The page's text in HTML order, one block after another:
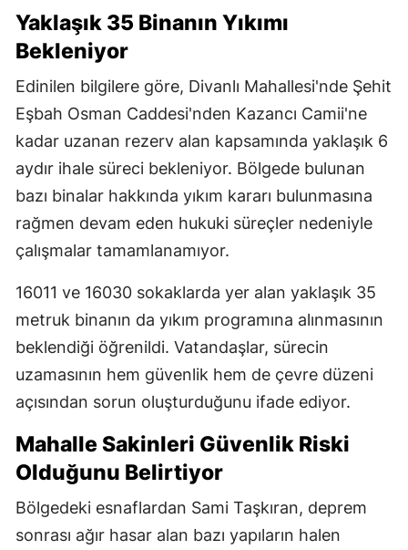
Yaklaşık 35 Binanın Yıkımı
Bekleniyor
Edinilen bilgilere göre, Divanlı Mahallesi'nde Şehit
Eşbah Osman Caddesi'nden Kazancı Camii'ne
kadar uzanan rezerv alan kapsamında yaklaşık 6
aydır ihale süreci bekleniyor. Bölgede bulunan
bazı binalar hakkında yıkım kararı bulunmasına
rağmen devam eden hukuki süreçler nedeniyle
çalışmalar tamamlanamıyor.
16011 ve 16030 sokaklarda yer alan yaklaşık 35
metruk binanın da yıkım programına alınmasının
beklendiği öğrenildi. Vatandaşlar, sürecin
uzamasının hem güvenlik hem de çevre düzeni
açısından sorun oluşturduğunu ifade ediyor.
Mahalle Sakinleri Güvenlik Riski
Olduğunu Belirtiyor
Bölgedeki esnaflardan Sami Taşkıran, deprem
sonrası ağır hasar alan bazı yapıların halen